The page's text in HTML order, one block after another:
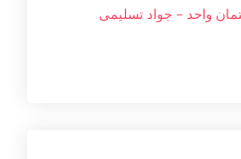
واحد – جواد تسليمی